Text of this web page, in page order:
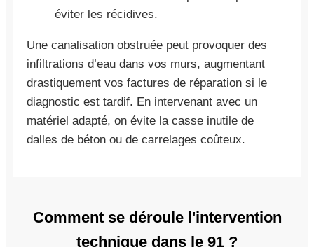
éviter les récidives.
Une canalisation obstruée peut provoquer des
infiltrations d’eau dans vos murs, augmentant
drastiquement vos factures de réparation si le
diagnostic est tardif. En intervenant avec un
matériel adapté, on évite la casse inutile de
dalles de béton ou de carrelages coûteux.
Comment se déroule l'intervention
technique dans le 91 ?